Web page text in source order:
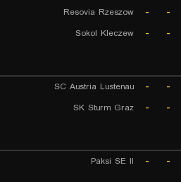
-
-
Resovia Rzeszow
-
-
Sokol Kleczew
-
-
SC Austria Lustenau
-
-
SK Sturm Graz
-
-
Paksi SE II